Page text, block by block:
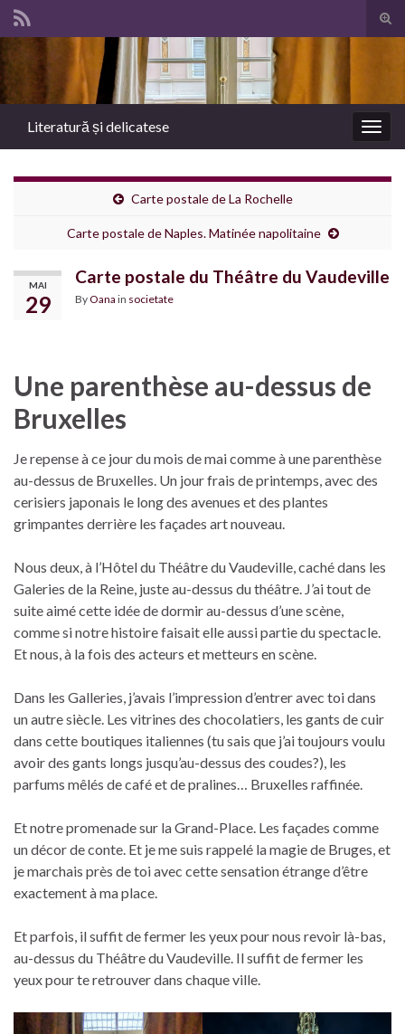
Search for:
Literatură și delicatese
Carte postale de La Rochelle
Carte postale de Naples. Matinée napolitaine
MAI
29
Carte postale du Théâtre du Vaudeville
ByOana in societate
Une parenthèse au-dessus de
Bruxelles
Je repense à ce jour du mois de mai comme à une parenthèse
au-dessus de Bruxelles. Un jour frais de printemps, avec des
cerisiers japonais le long des avenues et des plantes
grimpantes derrière les façades art nouveau.
Nous deux, à l’Hôtel du Théâtre du Vaudeville, caché dans les
Galeries de la Reine, juste au-dessus du théâtre. J’ai tout de
suite aimé cette idée de dormir au-dessus d’une scène,
comme si notre histoire faisait elle aussi partie du spectacle.
Et nous, à la fois des acteurs et metteurs en scène.
Dans les Galleries, j’avais l’impression d’entrer avec toi dans
un autre siècle. Les vitrines des chocolatiers, les gants de cuir
dans cette boutiques italiennes (tu sais que j’ai toujours voulu
avoir des gants longs jusqu’au-dessus des coudes?), les
parfums mêlés de café et de pralines… Bruxelles raffinée.
Et notre promenade sur la Grand-Place. Les façades comme
un décor de conte. Et je me suis rappelé la magie de Bruges, et
je marchais près de toi avec cette sensation étrange d’être
exactement à ma place.
Et parfois, il suffit de fermer les yeux pour nous revoir là-bas,
au-dessus du Théâtre du Vaudeville. Il suffit de fermer les
yeux pour te retrouver dans chaque ville.